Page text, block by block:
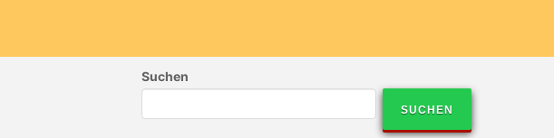
Suchen
SUCHEN